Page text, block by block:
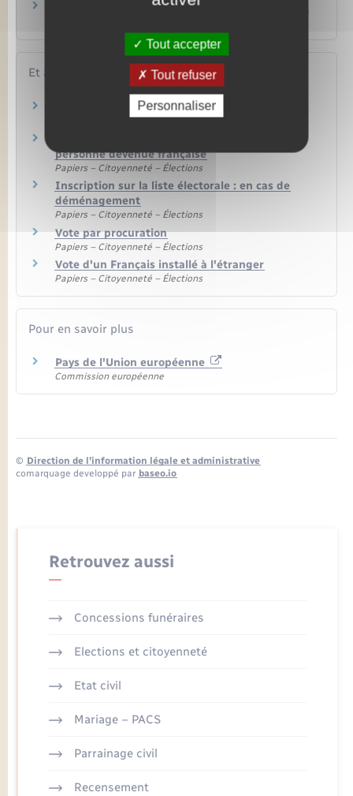
Quelles sont les dates des prochaines élections
Et aussi
Listes électorales : nouvelle inscription
Papiers – Citoyenneté – Élections
personne devenue française
Papiers – Citoyenneté – Élections
Inscription sur la liste électorale : en cas de
déménagement
Papiers – Citoyenneté – Élections
Vote par procuration
Papiers – Citoyenneté – Élections
Vote d'un Français installé à l'étranger
Papiers – Citoyenneté – Élections
Pour en savoir plus
Pays de l'Union européenne
Commission européenne
© Direction de l’information légale et administrative
comarquage developpé par baseo.io
Retrouvez aussi
Concessions funéraires
Elections et citoyenneté
Etat civil
Mariage – PACS
Parrainage civil
Recensement
Tout accepter
Tout refuser
Personnaliser